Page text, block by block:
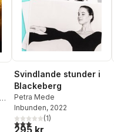
Svindlande stunder i
Blackeberg
Petra Mede
Inbunden, 2022
3,0utav 5 stjärnor. Totalt
(1)